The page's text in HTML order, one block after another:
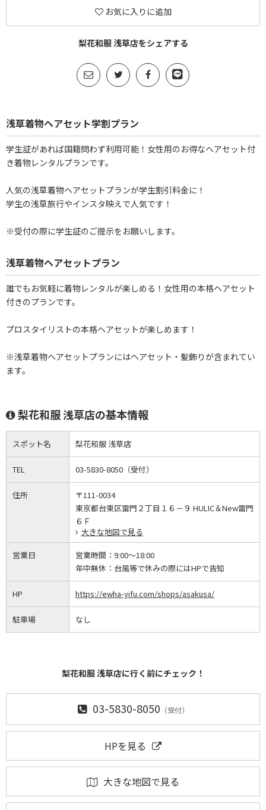
お気に入りに追加
梨花和服 浅草店をシェアする
浅草着物ヘアセット学割プラン
学生証があれば国籍問わず利用可能！女性用のお得なヘアセット付
き着物レンタルプランです。
人気の浅草着物ヘアセットプランが学生割引料金に！
学生の浅草旅行やインスタ映えで人気です！
※受付の際に学生証のご提示をお願いします。
浅草着物ヘアセットプラン
誰でもお気軽に着物レンタルが楽しめる！女性用の本格ヘアセット
付きのプランです。
プロスタイリストの本格ヘアセットが楽しめます！
※浅草着物ヘアセットプランにはヘアセット・髪飾りが含まれてい
ます。
梨花和服 浅草店の基本情報
スポット名 梨花和服 浅草店
TEL 03-5830-8050（受付）
住所
〒111-0034
東京都台東区雷門２丁目１６－９ HULIC＆New雷門
６Ｆ
大きな地図で見る
営業日 営業時間： 9:00～18:00
年中無休： 台風等で休みの際にはHPで告知
HP https://ewha-yifu.com/shops/asakusa/
駐車場 なし
梨花和服 浅草店に行く前にチェック！
03-5830-8050 （受付）
HPを見る
大きな地図で見る